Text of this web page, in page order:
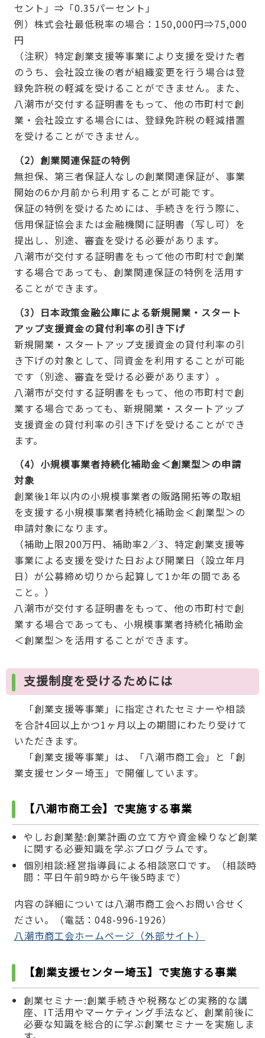
セント」⇒「0.35パーセント」
例）株式会社最低税率の場合：150,000円⇒75,000
円
（注釈）特定創業支援等事業により支援を受けた者
のうち、会社設立後の者が組織変更を行う場合は登
録免許税の軽減を受けることができません。また、
八潮市が交付する証明書をもって、他の市町村で創
業・会社設立する場合には、登録免許税の軽減措置
を受けることができません。
（2）創業関連保証の特例
無担保、第三者保証人なしの創業関連保証が、事業
開始の6か月前から利用することが可能です。
保証の特例を受けるためには、手続きを行う際に、
信用保証協会または金融機関に証明書（写し可）を
提出し、別途、審査を受ける必要があります。
八潮市が交付する証明書をもって他の市町村で創業
する場合であっても、創業関連保証の特例を活用す
ることができます。
（3）日本政策金融公庫による新規開業・スタート
アップ支援資金の貸付利率の引き下げ
新規開業・スタートアップ支援資金の貸付利率の引
き下げの対象として、同資金を利用することが可能
です（別途、審査を受ける必要があります）。
八潮市が交付する証明書をもって、他の市町村で創
業する場合であっても、新規開業・スタートアップ
支援資金の貸付利率の引き下げを受けることができ
ます。
（4）小規模事業者持続化補助金＜創業型＞の申請
対象
創業後1年以内の小規模事業者の販路開拓等の取組
を支援する小規模事業者持続化補助金＜創業型＞の
申請対象になります。
（補助上限200万円、補助率2／3、特定創業支援等
事業による支援を受けた日および開業日（設立年月
日）が公募締め切りから起算して1か年の間である
こと。）
八潮市が交付する証明書をもって、他の市町村で創
業する場合であっても、小規模事業者持続化補助金
＜創業型＞を活用することができます。
支援制度を受けるためには
「創業支援等事業」に指定されたセミナーや相談
を合計4回以上かつ1ヶ月以上の期間にわたり受けて
いただきます。
「創業支援等事業」は、「八潮市商工会」と「創
業支援センター埼玉」で開催しています。
【八潮市商工会】で実施する事業
やしお創業塾:創業計画の立て方や資金繰りなど創業
に関する必要知識を学ぶプログラムです。
個別相談:経営指導員による相談窓口です。（相談時
間：平日午前9時から午後5時まで）
内容の詳細については八潮市商工会へお問い合せく
ださい。（電話：048-996-1926）
八潮市商工会ホームページ（外部サイト）
【創業支援センター埼玉】で実施する事業
創業セミナー:創業手続きや税務などの実務的な講
座、IT活用やマーケティング手法など、創業前後に
必要な知識を総合的に学ぶ創業セミナーを実施しま